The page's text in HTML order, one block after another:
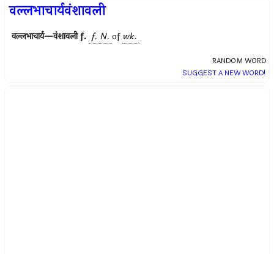
वल्लभाचार्यवंशावली
वल्लभाचार्य—वंशावलीf. f. N. of wk.
RANDOM WORD
SUGGEST A NEW WORD!